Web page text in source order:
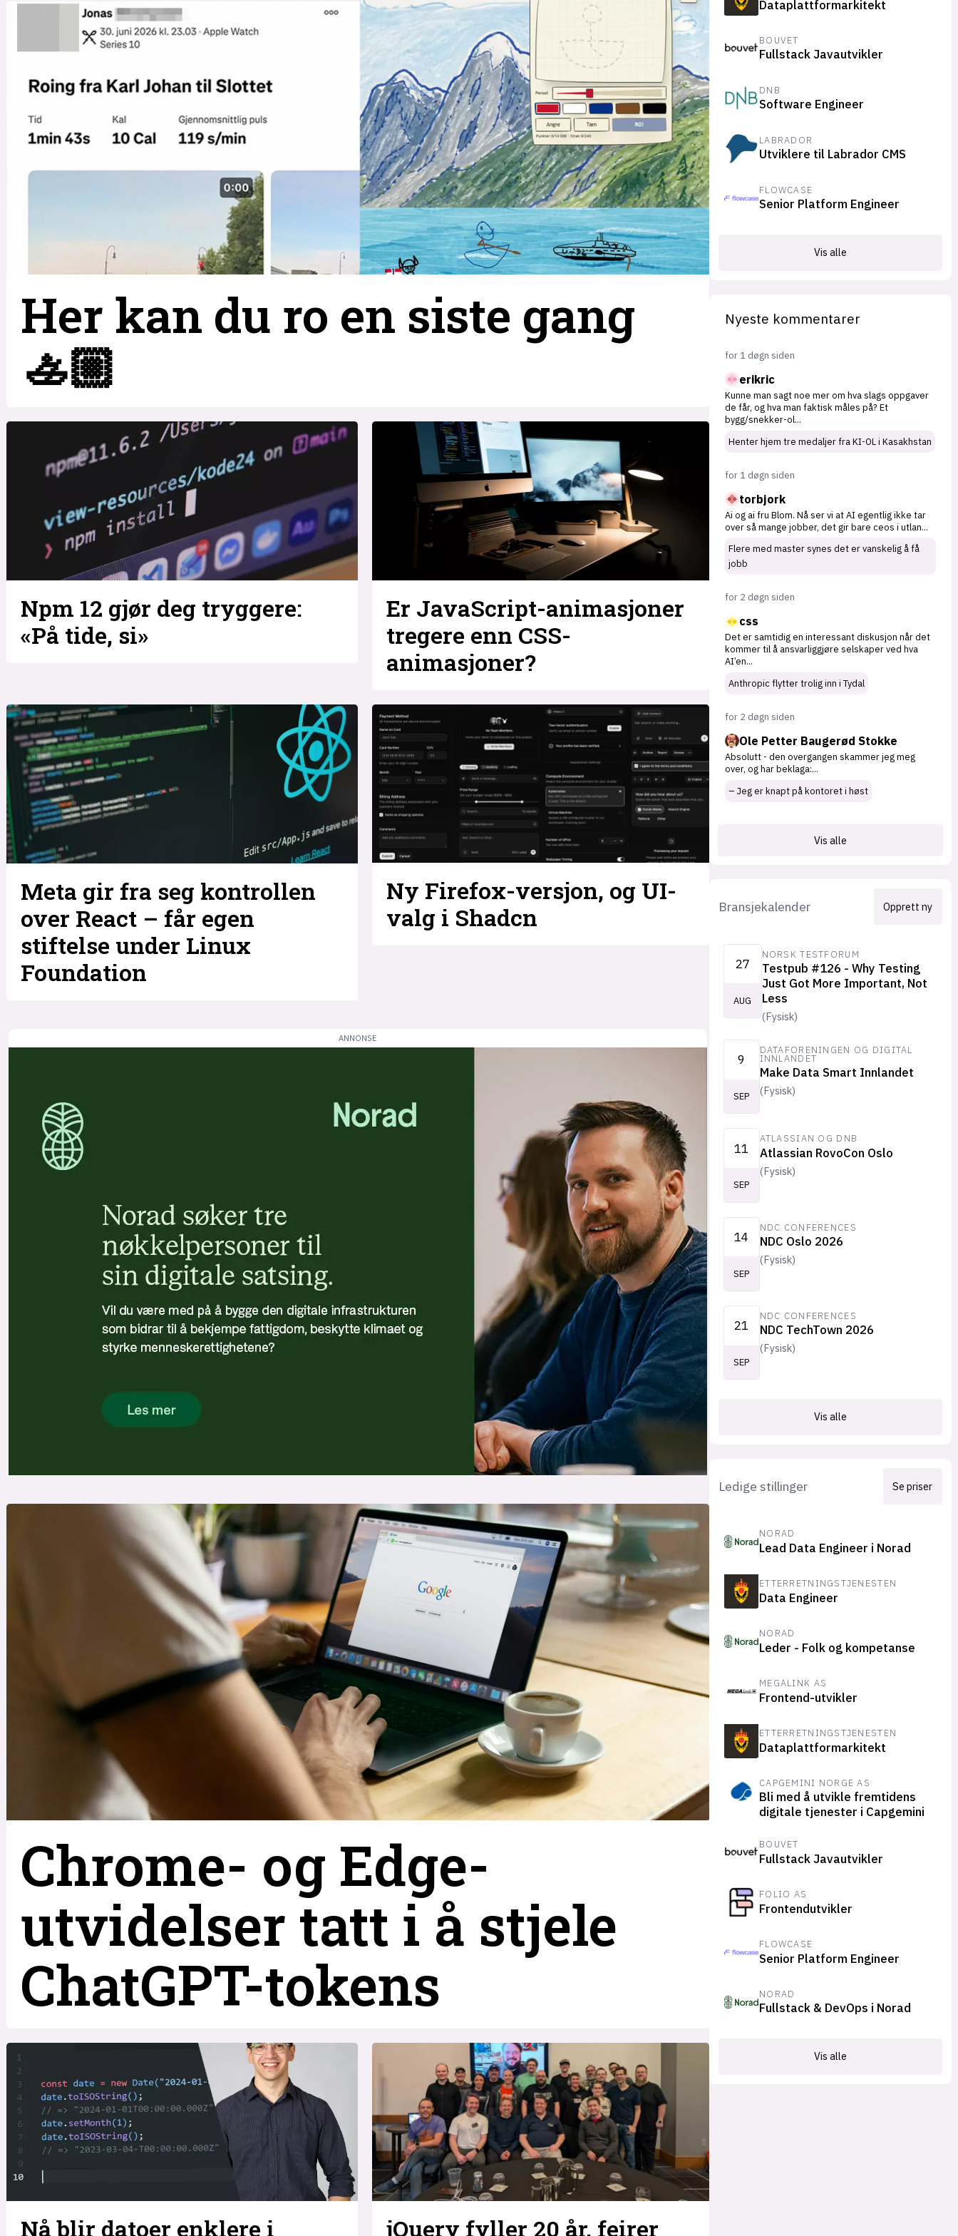
Her kan du ro en siste gang
🚣🏼
Npm 12 gjør deg tryggere:
«På tide, si»
Er JavaScript-animasjoner
tregere enn CSS-
animasjoner?
Meta gir fra seg kontrollen
over React – får egen
stiftelse under Linux
Foundation
Ny Firefox-versjon, og UI-
valg i Shadcn
Chrome- og Edge-
utvidelser tatt i å stjele
ChatGPT-tokens
Nå blir datoer enklere i jQuery fyller 20 år, feirer
suksesshistorier
Dataplattformarkitekt
BOUVET
Fullstack Javautvikler
DNB
Software Engineer
LABRADOR
Utviklere til Labrador CMS
FLOWCASE
Senior Platform Engineer
Vis alle
Nyeste kommentarer
for 1 døgn siden
erikric
Kunne man sagt noe mer om hva slags oppgaver
de får, og hva man faktisk måles på? Et
bygg/snekker-ol...
Henter hjem tre medaljer fra KI-OL i Kasakhstan
for 1 døgn siden
torbjork
Ai og ai fru Blom. Nå ser vi at AI egentlig ikke tar
over så mange jobber, det gir bare ceos i utlan...
Flere med master synes det er vanskelig å få
jobb
for 2 døgn siden
css
Det er samtidig en interessant diskusjon når det
kommer til å ansvarliggjøre selskaper ved hva
AI’en...
Anthropic flytter trolig inn i Tydal
for 2 døgn siden
Ole Petter Baugerød Stokke
Absolutt - den overgangen skammer jeg meg
over, og har beklaga:...
– Jeg er knapt på kontoret i høst
Vis alle
Bransjekalender Opprett ny
27
AUG
NORSK TESTFORUM
Testpub #126 - Why Testing
Just Got More Important, Not
Less
(Fysisk)
9
SEP
DATAFORENINGEN OG DIGITAL
INNLANDET
Make Data Smart Innlandet
(Fysisk)
11
SEP
ATLASSIAN OG DNB
Atlassian RovoCon Oslo
(Fysisk)
14
SEP
NDC CONFERENCES
NDC Oslo 2026
(Fysisk)
21
SEP
NDC CONFERENCES
NDC TechTown 2026
(Fysisk)
Vis alle
Ledige stillinger Se priser
NORAD
Lead Data Engineer i Norad
ETTERRETNINGSTJENESTEN
Data Engineer
NORAD
Leder - Folk og kompetanse
MEGALINK AS
Frontend-utvikler
ETTERRETNINGSTJENESTEN
Dataplattformarkitekt
CAPGEMINI NORGE AS
Bli med å utvikle fremtidens
digitale tjenester i Capgemini
BOUVET
Fullstack Javautvikler
FOLIO AS
Frontendutvikler
FLOWCASE
Senior Platform Engineer
NORAD
Fullstack & DevOps i Norad
Vis alle